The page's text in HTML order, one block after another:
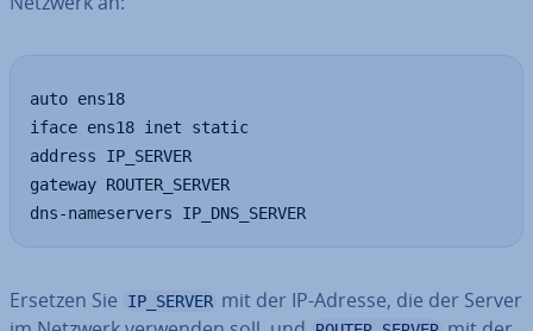
auto ens18
iface ens18 inet static
address IP_SERVER
gateway ROUTER_SERVER
dns-nameservers IP_DNS_SERVER
Ersetzen Sie IP_SERVER mit der IP-Adresse, die der Server